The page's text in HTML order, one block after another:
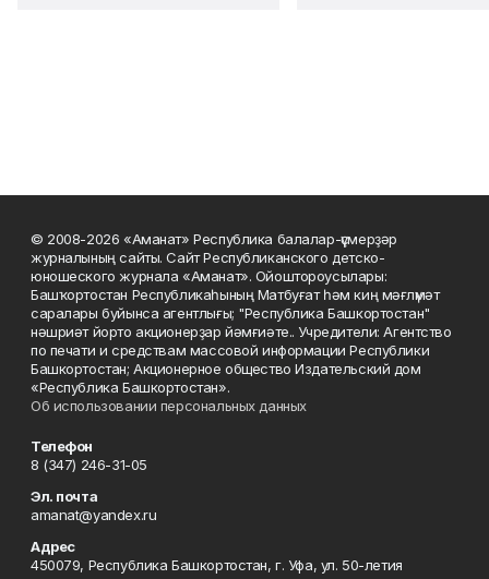
© 2008-2026 «Аманат» Республика балалар-үҫмерҙәр
журналының сайты. Сайт Республиканского детско-
юношеского журнала «Аманат». Ойоштороусылары:
Башҡортостан Республикаһының Матбуғат һәм киң мәғлүмәт
саралары буйынса агентлығы; "Республика Башкортостан"
нәшриәт йорто акционерҙар йәмғиәте.. Учредители: Агентство
по печати и средствам массовой информации Республики
Башкортостан; Акционерное общество Издательский дом
«Республика Башкортостан».
Об использовании персональных данных
Телефон
8 (347) 246-31-05
Эл. почта
amanat@yandex.ru
Адрес
450079, Республика Башкортостан, г. Уфа, ул. 50-летия